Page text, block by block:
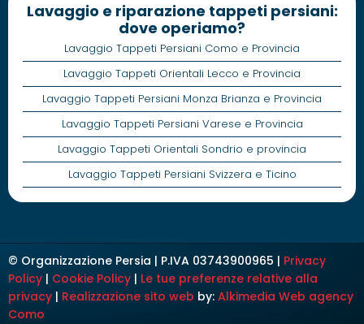
Lavaggio e riparazione tappeti persiani:
dove operiamo?
Lavaggio Tappeti Persiani Como e Provincia
Lavaggio Tappeti Orientali Lecco e Provincia
Lavaggio Tappeti Persiani Monza Brianza e Provincia
Lavaggio Tappeti Persiani Varese e Provincia
Lavaggio Tappeti Orientali Sondrio e provincia
Lavaggio Tappeti Persiani Svizzera e Ticino
© Organizzazione Persia | P.IVA 03743900965 | Privacy
Policy | Cookie Policy | Le tue preferenze relative alla
privacy | Realizzazione sito web by: Alkimedia Web agency
Como